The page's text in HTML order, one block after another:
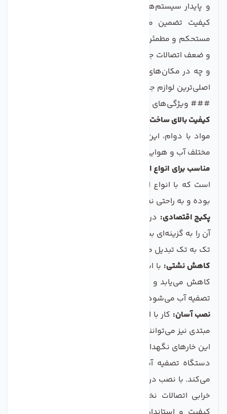
و پایدار سیستم‌های تصفیه آب شماست. این خارهای با
کیفیت تضمین می‌کنند که اتصالات دستگاه به طور
مستحکم و مطمئن در جای خود قرار بگیرند و از نشتی آب
و ضعف اتصالات جلوگیری کنند. چه برای استفاده در منازل
و چه در مکان‌های صنعتی، این محصول می‌تواند یکی از
اصلی‌ترین لوازم جانبی شما باشد.
### ویژگی‌های کلیدی محصول:
کیفیت بالای ساخت:
مواد با دوام، این خارها به راحتی می‌ت وانند در شرایط
مختلف آب و هوایی کار کنند.
مناسب برای انواع اتصالات:
است که با انواع اتصالات دستگاه‌های تصفیه آب سازگار
بوده و به راحتی نصب می‌شود.
پکیج اقتصادی:
آن را به گزینه‌ای بسیار مقرون به صرفه در مقایسه با خرید
تک به تک تبدیل می‌کند.
کاهش نشتی: با استفاده از این خاره‌ها، احتمال نشتی آب
کاهش می‌یابد و این موضوع باعث افزایش عمر دستگاه
تصفیه آب می‌شود.
نصب آسان: کار با این خارها بسیار آسان است و حتی افراد
مبتدی نیز می‌توانند به راحتی آنها را نصب کنند.
این خارهای نگهدارنده به شما این اطمینان را می‌دهند که
دستگاه تصفیه آب شما به درستی و بدون مشکل کار
می‌کند. با نصب درست این خارها، دیگر نگران نشتی آب یا
خرابی اتصالات نخواهید بود. همچنین، این محصول با